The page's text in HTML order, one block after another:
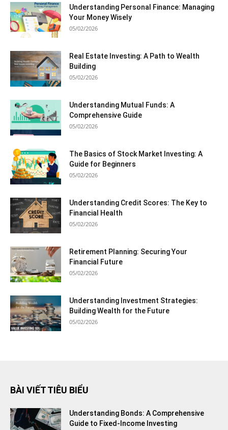
Understanding Personal Finance: Managing
Your Money Wisely
05/02/2026
Real Estate Investing: A Path to Wealth
Building
05/02/2026
Understanding Mutual Funds: A
Comprehensive Guide
05/02/2026
The Basics of Stock Market Investing: A
Guide for Beginners
05/02/2026
Understanding Credit Scores: The Key to
Financial Health
05/02/2026
Retirement Planning: Securing Your
Financial Future
05/02/2026
Understanding Investment Strategies:
Building Wealth for the Future
05/02/2026
BÀI VIẾT TIÊU BIỂU
Understanding Bonds: A Comprehensive
Guide to Fixed-Income Investing